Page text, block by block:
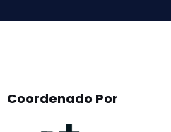
Coordenado Por